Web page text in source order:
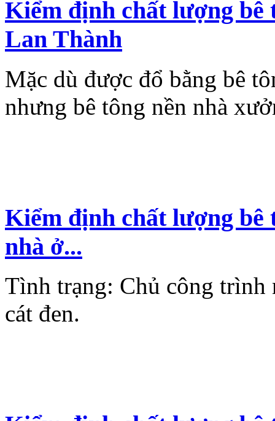
Kiểm định chất lượng
Lan Thành
Mặc dù được đổ bằng bê
nhưng bê tông nền nhà
Kiểm định chất lượng bê
nhà ở...
Tình trạng: Chủ công trình
cát đen.